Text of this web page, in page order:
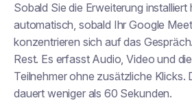
Sobald Sie die Erweiterung
automatisch, sobald Ihr Google
konzentrieren sich auf das
Rest. Es erfasst Audio, Video und
Teilnehmer ohne zusätzliche Klicks.
dauert weniger als 60 Sekunden.